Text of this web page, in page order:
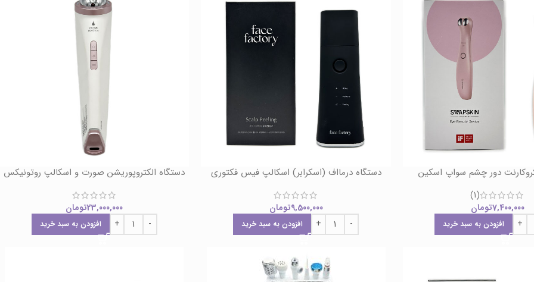
دور چشم سواپ اسکین
(1)
7,400,000تومان
افزودن به سبد خرید
دستگاه درمااف (اسکرابر) اسکالپ فیس فکتوری
9,500,000تومان
افزودن به سبد خرید
دستگاه الکتروپوریشن صورت و اسکالپ روتونیکس
23,000,000تومان
افزودن به سبد خرید